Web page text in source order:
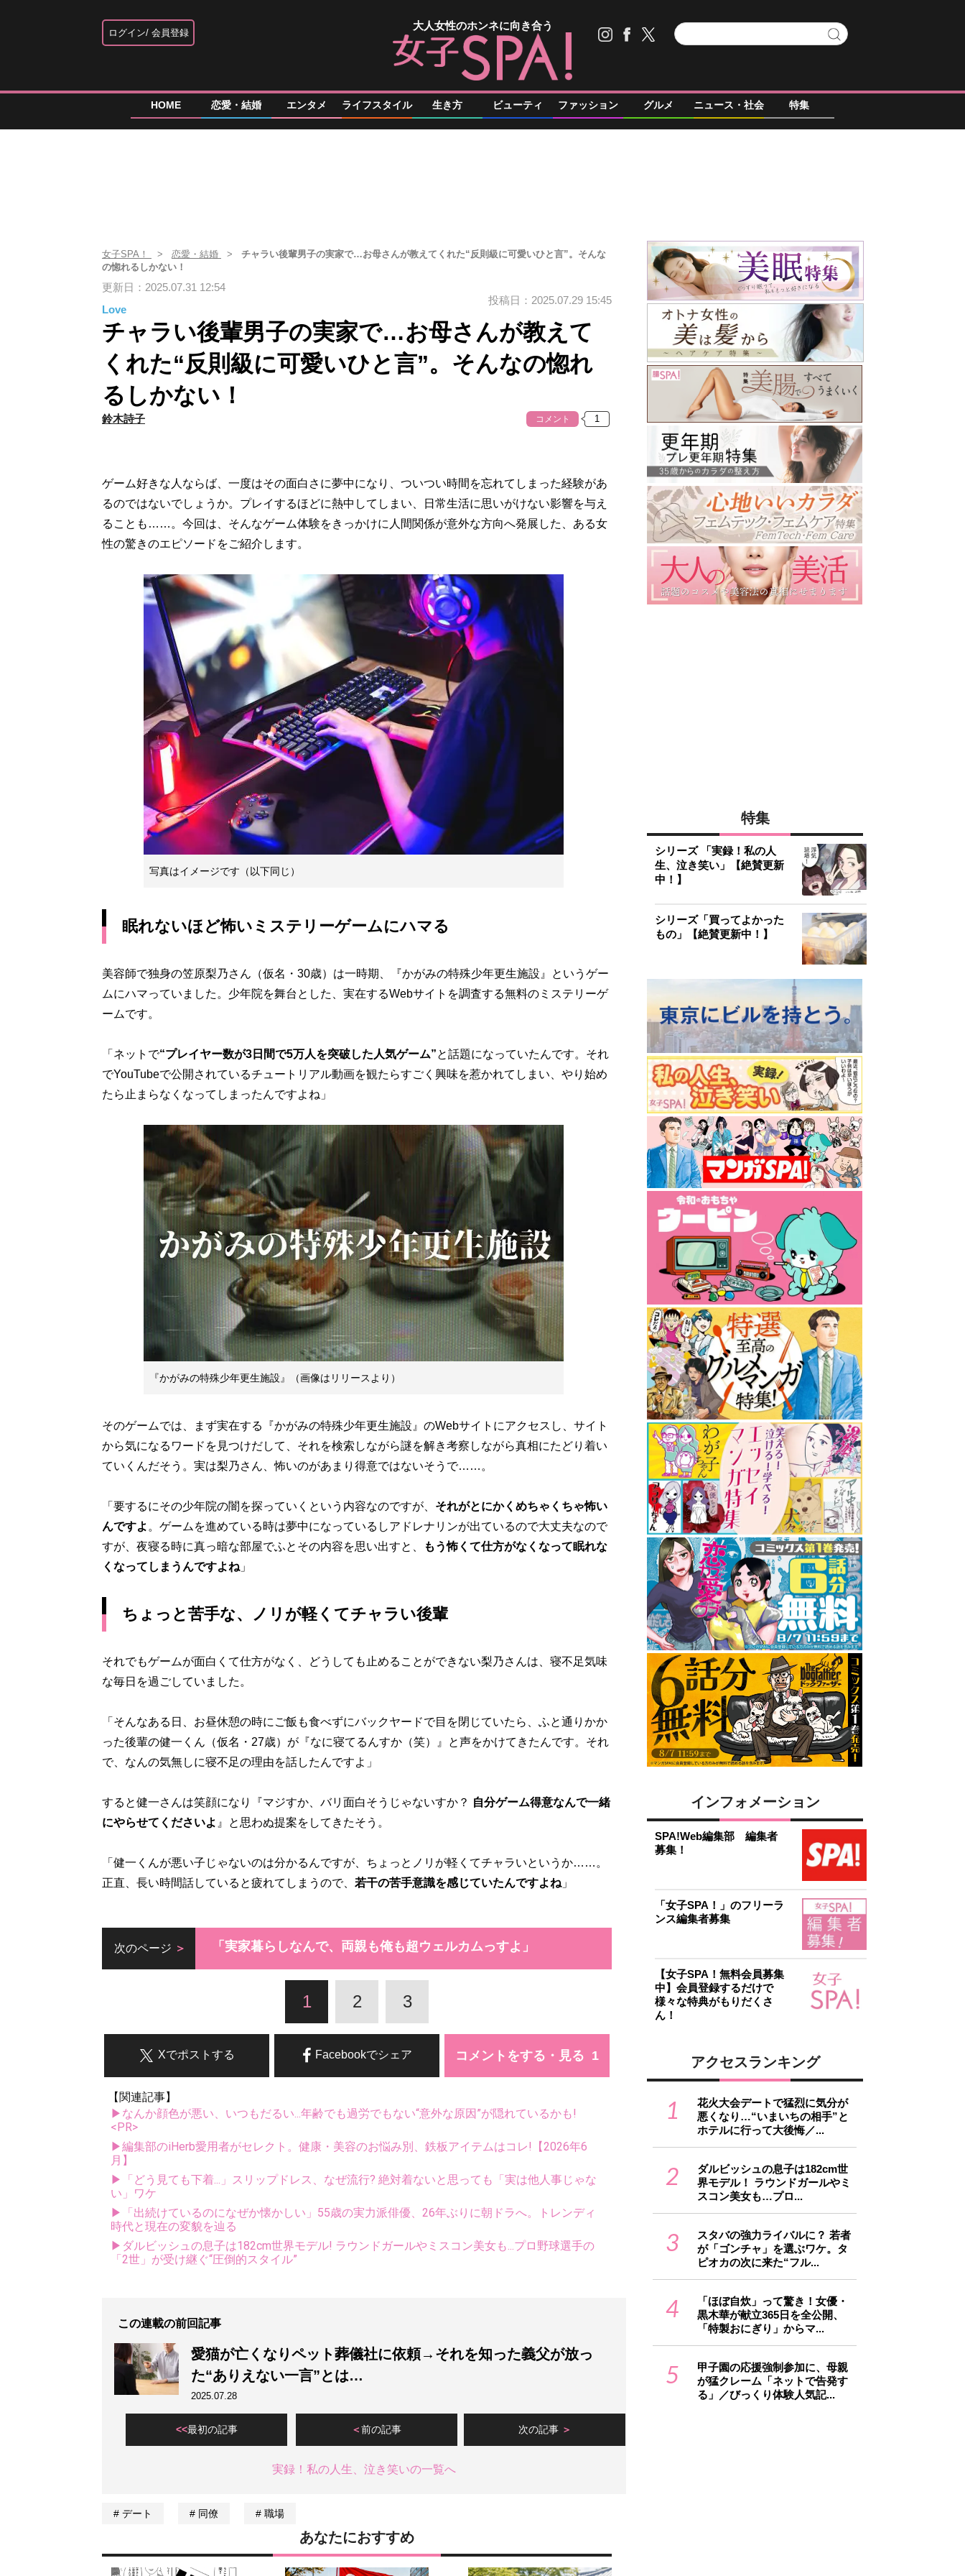
ログイン 会員登録
大人女性のホンネに向き合う
HOME 恋愛・結婚 エンタメ ライフスタイル 生き方 ビューティ ファッション グルメ ニュース・社会 特集
女子SPA！ 恋愛・結婚
チャラい後輩男子の実家で…お母さんが教えてくれた“反則級に可愛いひと言”。そんな
の惚れるしかない！
更新日：2025.07.31 12:54
Love
投稿日：2025.07.29 15:45
チャラい後輩男子の実家で…お母さんが教えて
くれた“反則級に可愛いひと言”。そんなの惚れ
るしかない！
鈴木詩子 コメント
ゲーム好きな人ならば、一度はその面白さに夢中になり、ついつい時間を忘れてしまった経験があ
るのではないでしょうか。プレイするほどに熱中してしまい、日常生活に思いがけない影響を与え
ることも……。今回は、そんなゲーム体験をきっかけに人間関係が意外な方向へ発展した、ある女
性の驚きのエピソードをご紹介します。
写真はイメージです（以下同じ）
眠れないほど怖いミステリーゲームにハマる
美容師で独身の笠原梨乃さん（仮名・30歳）は一時期、『かがみの特殊少年更生施設』というゲー
ムにハマっていました。少年院を舞台とした、実在するWebサイトを調査する無料のミステリーゲ
ームです。
「ネットで“プレイヤー数が3日間で5万人を突破した人気ゲーム”と話題になっていたんです。それ
でYouTubeで公開されているチュートリアル動画を観たらすごく興味を惹かれてしまい、やり始め
たら止まらなくなってしまったんですよね」
『かがみの特殊少年更生施設』（画像はリリースより）
そのゲームでは、まず実在する『かがみの特殊少年更生施設』のWebサイトにアクセスし、サイト
から気になるワードを見つけだして、それを検索しながら謎を解き考察しながら真相にたどり着い
ていくんだそう。実は梨乃さん、怖いのがあまり得意ではないそうで……。
「要するにその少年院の闇を探っていくという内容なのですが、 それがとにかくめちゃくちゃ怖い
んですよ 。ゲームを進めている時は夢中になっているしアドレナリンが出ているので大丈夫なので
すが、夜寝る時に真っ暗な部屋でふとその内容を思い出すと、
もう怖くて仕方がなくなって眠れな
くなってしまうんですよね 」
ちょっと苦手な、ノリが軽くてチャラい後輩
それでもゲームが面白くて仕方がなく、どうしても止めることができない梨乃さんは、寝不足気味
な毎日を過ごしていました。
「そんなある日、お昼休憩の時にご飯も食べずにバックヤードで目を閉じていたら、ふと通りかか
った後輩の健一くん（仮名・27歳）が『なに寝てるんすか（笑）』と声をかけてきたんです。それ
で、なんの気無しに寝不足の理由を話したんですよ」
すると健一さんは笑顔になり『マジすか、バリ面白そうじゃないすか？ 自分ゲーム得意なんで一緒
にやらせてくださいよ 』と思わぬ提案をしてきたそう。
「健一くんが悪い子じゃないのは分かるんですが、ちょっとノリが軽くてチャラいというか……。
正直、長い時間話していると疲れてしまうので、 若干の苦手意識を感じていたんですよね 」
次のページ 「実家暮らしなんで、両親も俺も超ウェルカムっすよ」
1 2 3
コメントをする・見る
Facebookでシェア
Xでポストする
【関連記事】
▶なんか顔色が悪い、いつもだるい...年齢でも過労でもない“意外な原因”が隠れているかも!
<PR>
▶編集部のiHerb愛用者がセレクト。健康・美容のお悩み別、鉄板アイテムはコレ!【2026年6
月】
▶「どう見ても下着...」スリップドレス、なぜ流行? 絶対着ないと思っても「実は他人事じゃな
い」ワケ
▶「出続けているのになぜか懐かしい」55歳の実力派俳優、26年ぶりに朝ドラへ。トレンディ
時代と現在の変貌を辿る
▶ダルビッシュの息子は182cm世界モデル! ラウンドガールやミスコン美女も...プロ野球選手の
「2世」が受け継ぐ“圧倒的スタイル”
この連載の前回記事
愛猫が亡くなりペット葬儀社に依頼→それを知った義父が放っ
た“ありえない一言”とは…
2025.07.28
最初の記事 前の記事 次の記事
実録！私の人生、泣き笑いの一覧へ
デート 同僚 職場
あなたにおすすめ
特集
シリーズ 「実録！私の人
生、泣き笑い」【絶賛更新
中！】
シリーズ「買ってよかった
もの」【絶賛更新中！】
インフォメーション
SPA!Web編集部 編集者
募集！
「女子SPA！」のフリーラ
ンス編集者募集
【女子SPA！無料会員募集
中】会員登録するだけで
様々な特典がもりだくさ
ん！
アクセスランキング
1
花火大会デートで猛烈に気分が
悪くなり…“いまいちの相手”と
ホテルに行って大後悔／...
2
ダルビッシュの息子は182cm世
界モデル！ ラウンドガールやミ
スコン美女も…プロ...
3
スタバの強力ライバルに？ 若者
が「ゴンチャ」を選ぶワケ。タ
ピオカの次に来た“フル...
4
「ほぼ自炊」って驚き！女優・
黒木華が献立365日を全公開、
「特製おにぎり」からマ...
5
甲子園の応援強制参加に、母親
が猛クレーム「ネットで告発す
る」／びっくり体験人気記...